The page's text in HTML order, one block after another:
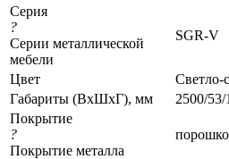
Серия
?
Серии металлической
мебели
SGR-V
Цвет
Светло-
Габариты (ВхШхГ), мм
2500/53/
Покрытие
?
Покрытие металла